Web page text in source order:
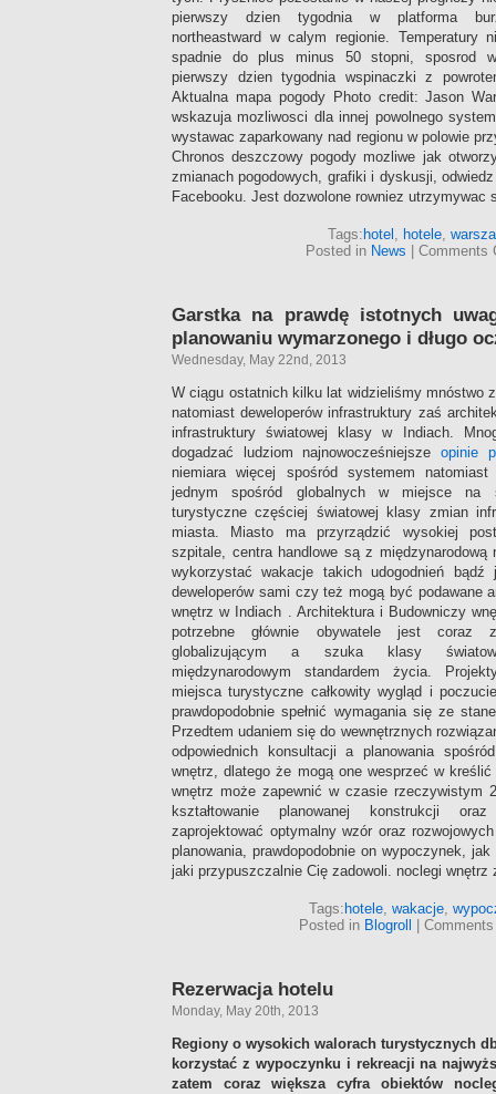
pierwszy dzien tygodnia w platforma
northeastward w calym regionie. Temperatury
spadnie do plus minus 50 stopni, sposrod
pierwszy dzien tygodnia wspinaczki z
Aktualna mapa pogody Photo credit: Jason
wskazuja mozliwosci dla innej powolnego
wystawac zaparkowany nad regionu w polowie
Chronos deszczowy pogody mozliwe jak
zmianach pogodowych, grafiki i dyskusji,
Facebooku. Jest dozwolone rowniez utrzymywac
Tags: hotel , hotele,
Posted in News Comments
Garstka na prawdę istotnych
planowaniu wymarzonego i długo
Wednesday, May 22nd, 2013
W ciągu ostatnich kilku lat widzieliśmy mnóstwo
natomiast deweloperów infrastruktury zaś
infrastruktury światowej klasy w Indiach.
dogadzać ludziom najnowocześniejszeopinie
niemiara więcej spośród systemem
jednym spośród globalnych w miejsce na
turystyczne częściej światowej klasy zmian
miasta. Miasto ma przyrządzić wysokiej
szpitale, centra handlowe są z międzynarodową
wykorzystać wakacje takich udogodnień bądź
deweloperów sami czy też mogą być podawane
wnętrz w Indiach . Architektura i Budowniczy
potrzebne głównie obywatele jest coraz
globalizującym a szuka klasy
międzynarodowym standardem życia.
miejsca turystyczne całkowity wygląd i
prawdopodobnie spełnić wymagania się ze
Przedtem udaniem się do wewnętrznych
odpowiednich konsultacji a planowania
wnętrz, dlatego że mogą one wesprzeć w kreślić
wnętrz może zapewnić w czasie rzeczywistym
kształtowanie planowanej konstrukcji
zaprojektować optymalny wzór oraz
planowania, prawdopodobnie on wypoczynek, jak
jaki przypuszczalnie Cię zadowoli. noclegi wnętrz
Tags: hotele, wakacje,
Posted in Blogroll
Rezerwacja hotelu
Monday, May 20th, 2013
Regiony o wysokich walorach turystycznych
korzystać z wypoczynku i rekreacji na
zatem coraz większa cyfra obiektów